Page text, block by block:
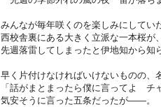
みんなが毎年咲くのを楽しみにしてい
西校舎裏にある大きく立派な一本桜が、
先週落雷してしまったと伊地知から知
早く片付けなければいけないものの、
「話がまとまったら僕に言ってよ チ
気安そうに言った五条だったが――。